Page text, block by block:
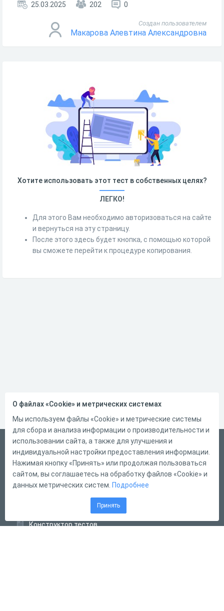
25.03.2025 202 0
Создан пользователем
Макарова Алевтина Александровна
Хотите использовать этот тест в собственных целях?
ЛЕГКО!
Для этого Вам необходимо авторизоваться на сайте
и вернуться на эту страницу.
После этого здесь будет кнопка, с помощью которой
вы сможете перейти к процедуре копирования.
Русский
Справка
Форма обратной связи
Конструктор тестов
О файлах «Cookie» и метрических системах
Мы используем файлы «Cookie» и метрические системы
для сбора и анализа информации о производительности и
использовании сайта, а также для улучшения и
индивидуальной настройки предоставления информации.
Нажимая кнопку «Принять» или продолжая пользоваться
сайтом, вы соглашаетесь на обработку файлов «Cookie» и
данных метрических систем. Подробнее
Принять